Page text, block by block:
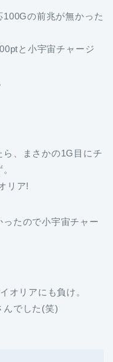
の前兆が無かった
と小宇宙チャージ
、まさかの1G目にチ
リア!
たので小宇宙チャー
オリアにも負け。
んでした(笑)